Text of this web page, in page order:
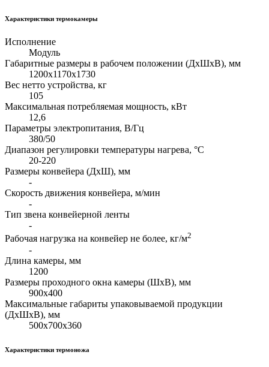
Характеристики термокамеры
Исполнение
Модуль
Габаритные размеры в рабочем положении (ДхШхВ), мм
1200х1170х1730
Вес нетто устройства, кг
105
Максимальная потребляемая мощность, кВт
12,6
Параметры электропитания, В/Гц
380/50
Диапазон регулировки температуры нагрева, °С
20-220
Размеры конвейера (ДхШ), мм
-
Скорость движения конвейера, м/мин
-
Тип звена конвейерной ленты
-
Рабочая нагрузка на конвейер не более, кг/м2
-
Длина камеры, мм
1200
Размеры проходного окна камеры (ШхВ), мм
900х400
Максимальные габариты упаковываемой продукции
(ДхШхВ), мм
500х700х360
Характеристики термоножа